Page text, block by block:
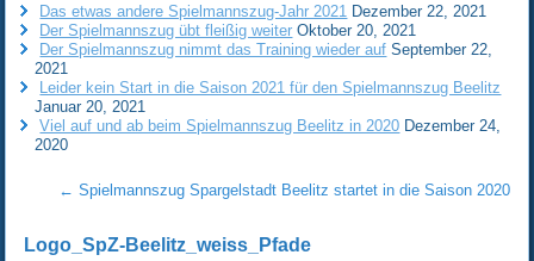
Das etwas andere Spielmannszug-Jahr 2021 Dezember 22, 2021
Der Spielmannszug übt fleißig weiter Oktober 20, 2021
Der Spielmannszug nimmt das Training wieder auf September 22,
2021
Leider kein Start in die Saison 2021 für den Spielmannszug Beelitz
Januar 20, 2021
Viel auf und ab beim Spielmannszug Beelitz in 2020 Dezember 24,
2020
← Spielmannszug Spargelstadt Beelitz startet in die Saison 2020
Logo_SpZ-Beelitz_weiss_Pfade